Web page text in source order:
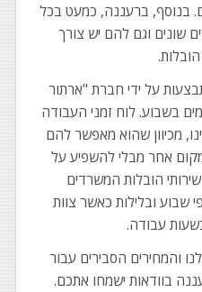
בנוסף, ברעננה, כמעט בכל
שונים וגם להם יש צורך
על ידי חברת "ארתור
24 שעות ביממה ו7 ימים בשבוע. לוח זמני העבודה
מכיוון שהוא מאפשר להם
אחר מבלי להשפיע על
הובלות המשרדים
שבוע ובלילות כאשר צוות
עבודה.
והמחירים הסבירים עבור
בוודאות ישמחו אתכם.